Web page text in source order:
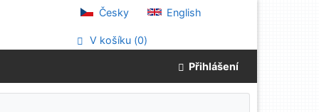
Česky English
V košíku (0)
Přihlášení